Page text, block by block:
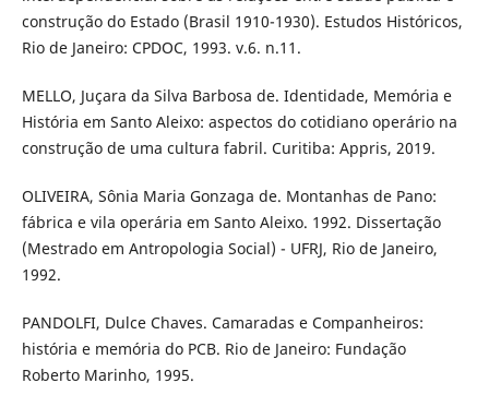
construção do Estado (Brasil 1910-1930). Estudos Históricos,
Rio de Janeiro: CPDOC, 1993. v.6. n.11.
MELLO, Juçara da Silva Barbosa de. Identidade, Memória e
História em Santo Aleixo: aspectos do cotidiano operário na
construção de uma cultura fabril. Curitiba: Appris, 2019.
OLIVEIRA, Sônia Maria Gonzaga de. Montanhas de Pano:
fábrica e vila operária em Santo Aleixo. 1992. Dissertação
(Mestrado em Antropologia Social) - UFRJ, Rio de Janeiro,
1992.
PANDOLFI, Dulce Chaves. Camaradas e Companheiros:
história e memória do PCB. Rio de Janeiro: Fundação
Roberto Marinho, 1995.